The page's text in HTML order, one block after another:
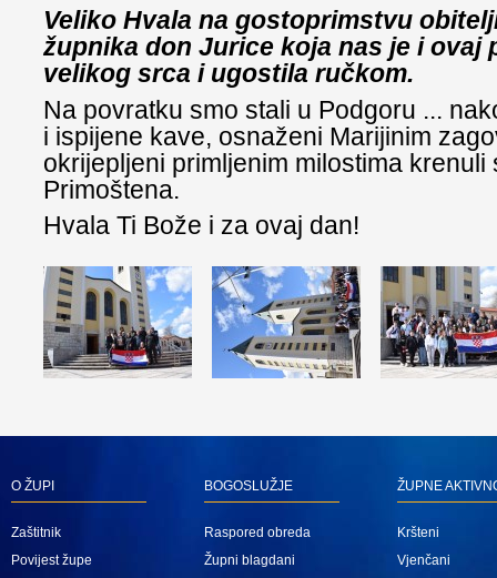
Veliko Hvala na gostoprimstvu
župnika don Jurice koja nas je i ovaj
velikog srca i ugostila ručkom.
Na povratku smo stali u Podgoru ...
i ispijene kave, osnaženi Marijinim
okrijepljeni primljenim milostima krenuli
Primoštena.
Hvala Ti Bože i za ovaj dan!
O ŽUPI
Zaštitnik
Povijest župe
BOGOSLUŽJE
Raspored obreda
Župni blagdani
ŽUPNE
Kršteni
Vjenčani